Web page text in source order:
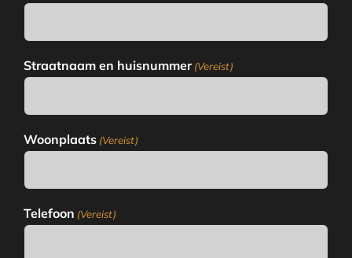
Straatnaam en huisnummer (Vereist)
Woonplaats (Vereist)
Telefoon (Vereist)